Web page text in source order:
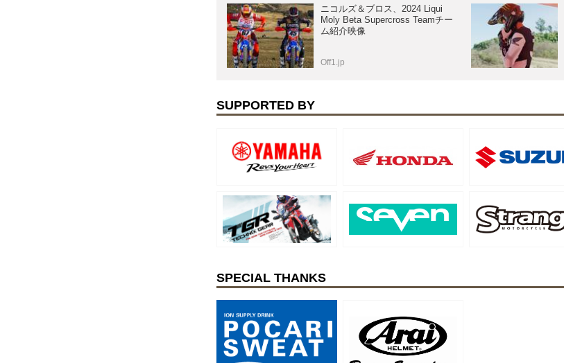
ニコルズ＆ブロス、2024 Liqui
Moly Beta Supercross Teamチー
ム紹介映像
Off1.jp
SUPPORTED BY
SPECIAL THANKS